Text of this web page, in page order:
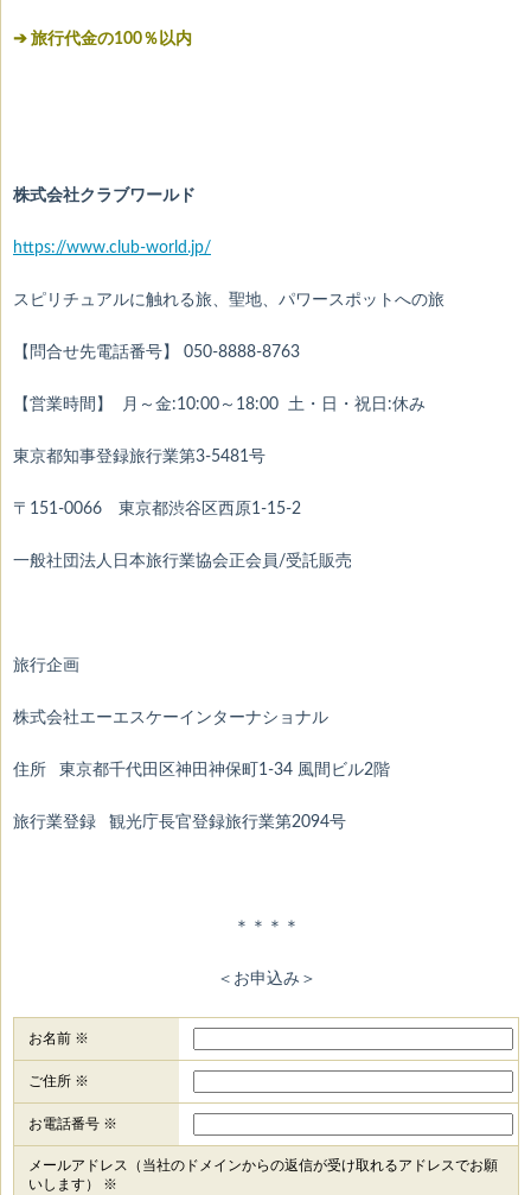
➔ 旅行代金の100％以内
株式会社クラブワールド
https://www.club-world.jp/
スピリチュアルに触れる旅、聖地、パワースポットへの旅
【問合せ先電話番号】 050-8888-8763
【営業時間】 月～金:10:00～18:00 土・日・祝日:休み
東京都知事登録旅行業第3-5481号
〒151-0066 東京都渋谷区西原1-15-2
一般社団法人日本旅行業協会正会員/受託販売
旅行企画
株式会社エーエスケーインターナショナル
住所 東京都千代田区神田神保町1-34 風間ビル2階
旅行業登録 観光庁長官登録旅行業第2094号
＊＊＊＊
＜お申込み＞
お名前 ※
ご住所 ※
お電話番号 ※
メールアドレス（当社のドメインからの返信が受け取れるアドレスでお願
いします） ※